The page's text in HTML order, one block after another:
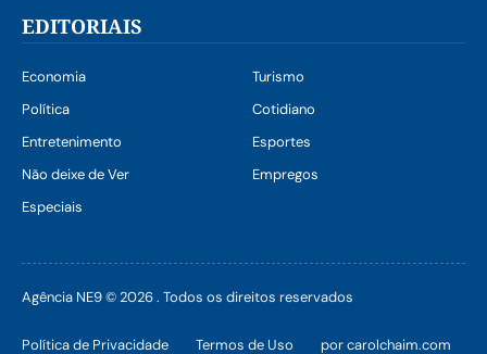
EDITORIAIS
Economia
Turismo
Política
Cotidiano
Entretenimento
Esportes
Não deixe de Ver
Empregos
Especiais
Agência NE9 © 2026 . Todos os direitos reservados
Política de Privacidade Termos de Uso por carolchaim.com